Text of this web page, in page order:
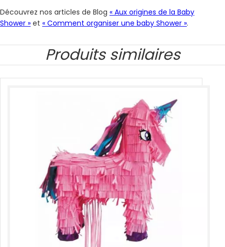
Découvrez nos articles de Blog « Aux origines de la Baby
Shower » et « Comment organiser une baby Shower ».
Produits similaires